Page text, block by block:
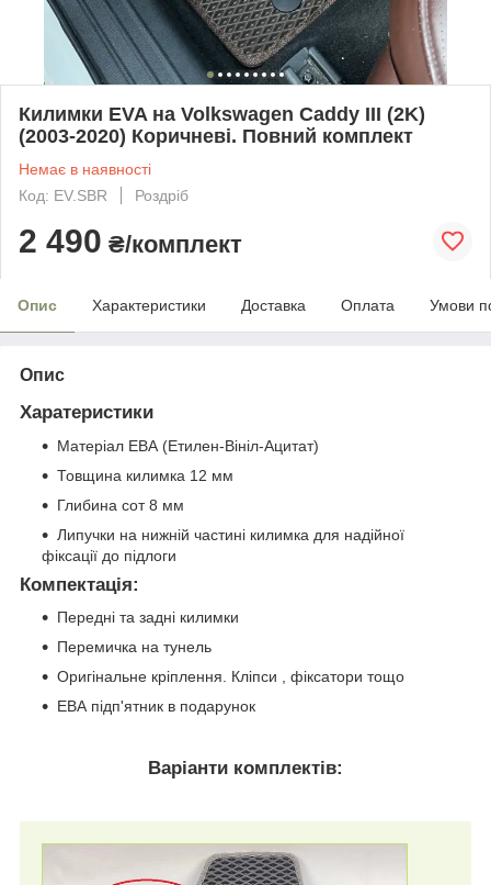
Килимки EVA на Volkswagen Caddy III (2K)
(2003-2020) Коричневі. Повний комплект
Немає в наявності
Код: EV.SBR
Роздріб
2 490 ₴/комплект
Опис Характеристики Доставка Оплата Умови
Опис
Харатеристики
Матеріал ЕВА (Етилен-Вініл-Ацитат)
Товщина килимка 12 мм
Глибина сот 8 мм
Липучки на нижній частині килимка для надійної
фіксації до підлоги
Компектація:
Передні та задні килимки
Перемичка на тунель
Оригінальне кріплення. Кліпси , фіксатори тощо
ЕВА підп'ятник в подарунок
Варіанти комплектів: